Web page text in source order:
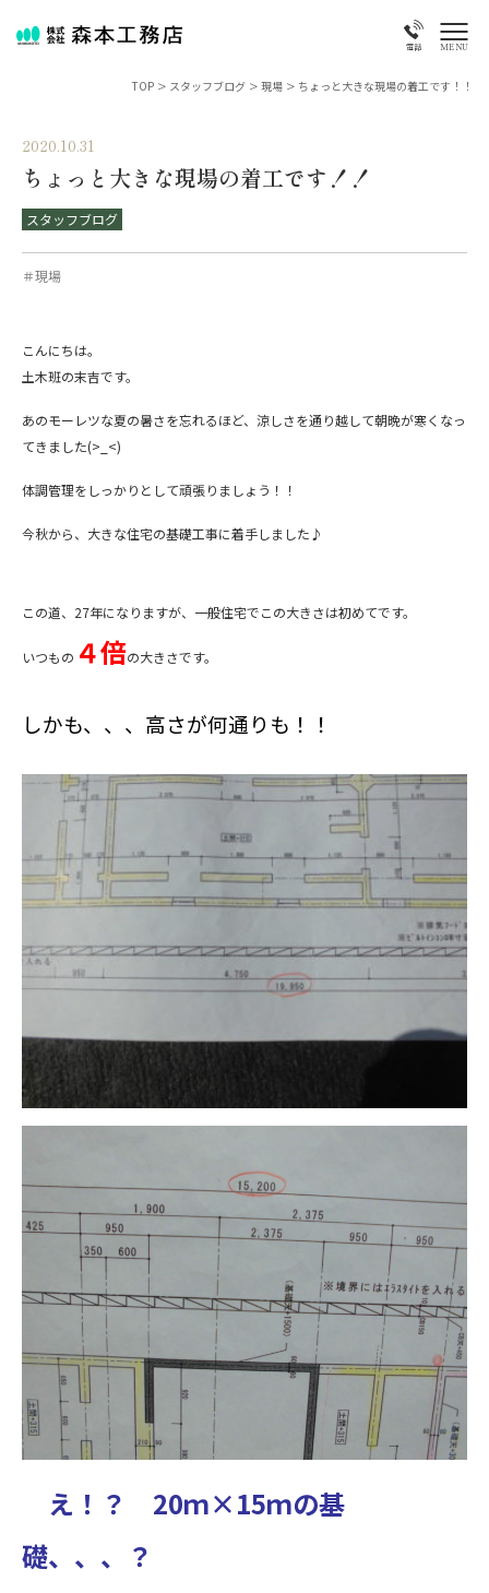
電話 MENU
TOP > スタッフブログ > 現場 > ちょっと大きな現場の着工です！！
2020.10.31
ちょっと大きな現場の着工です！！
スタッフブログ
＃現場
こんにちは。
土木班の末吉です。
あのモーレツな夏の暑さを忘れるほど、涼しさを通り越して朝晩が寒くなっ
てきました(>_<)
体調管理をしっかりとして頑張りましょう！！
今秋から、大きな住宅の基礎工事に着手しました♪
この道、27年になりますが、一般住宅でこの大きさは初めてです。
いつもの ４倍の大きさです。
しかも、、、高さが何通りも！！
え！？ 20ｍ×15ｍの基
礎、、、？